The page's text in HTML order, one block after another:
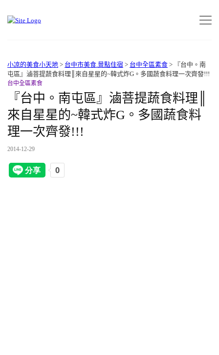
小凉的美食小天地 > 台中市美食.景點住宿 > 台中全區素食 >
『台中。南
屯區』滷菩提蔬食料理║來自星星的~韓式炸G。多國蔬食料理一次齊發!!!
台中全區素食
『台中。南屯區』滷菩提蔬食料理║
來自星星的~韓式炸G。多國蔬食料
理一次齊發!!!
2014-12-29